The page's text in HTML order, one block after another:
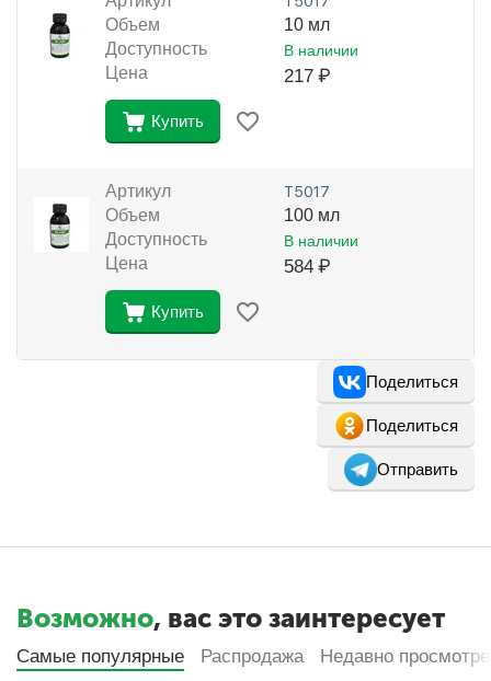
Объем
10 мл
Доступность
В наличии
Цена 217 ₽
Купить
Артикул Т5017
Объем
100 мл
Доступность
В наличии
Цена 584 ₽
Купить
Поделиться
Поделиться
Отправить
Возможно, вас это заинтересует
Самые популярные Распродажа Недавно